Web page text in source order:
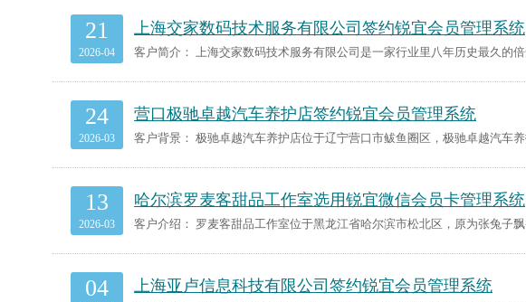
21
2026-04
上海交家数码技术服务有限公司签约锐宜会员管理系统
24
2026-03
营口极驰卓越汽车养护店签约锐宜会员管理系统
13
2026-03
哈尔滨罗麦客甜品工作室选用锐宜微信会员卡管理系统
04 上海亚卢信息科技有限公司签约锐宜会员管理系统